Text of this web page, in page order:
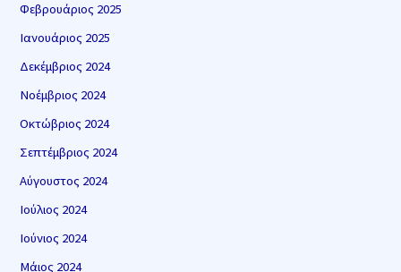
Φεβρουάριος 2025
Ιανουάριος 2025
Δεκέμβριος 2024
Νοέμβριος 2024
Οκτώβριος 2024
Σεπτέμβριος 2024
Αύγουστος 2024
Ιούλιος 2024
Ιούνιος 2024
Μάιος 2024